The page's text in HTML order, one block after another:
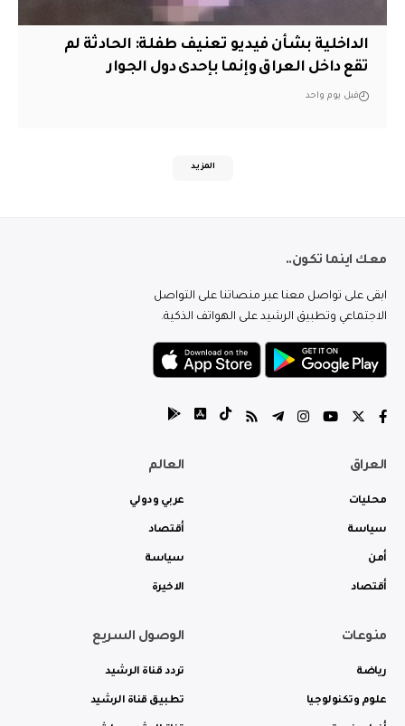
الداخلية بشأن فيديو تعنيف طفلة: الحادثة لم
تقع داخل العراق وإنما بإحدى دول الجوار
قبل يوم واحد
المزيد
معك اينما تكون..
ابقى على تواصل معنا عبر منصاتنا على التواصل
الاجتماعي وتطبيق الرشيد على الهواتف الذكية.
العراق
محليات
سياسة
أمن
أقتصاد
العالم
عربي ودولي
أقتصاد
سياسة
الاخيرة
منوعات
رياضة
علوم وتكنولوجيا
الوصول السريع
تردد قناة الرشيد
تطبيق قناة الرشيد